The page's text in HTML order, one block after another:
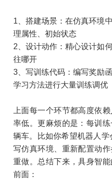
1、搭建场景：在仿真环境
理属性、初始状态
2、设计动作：精心设计如
往哪开
3、写训练代码：编写奖励
学习方法进行大量训练调优
上面每一个环节都高度依
率低。更麻烦的是：每训
辆车。比如你希望机器人学
写仿真环境、重新配置动
重做。总结下来，具身智
前面：